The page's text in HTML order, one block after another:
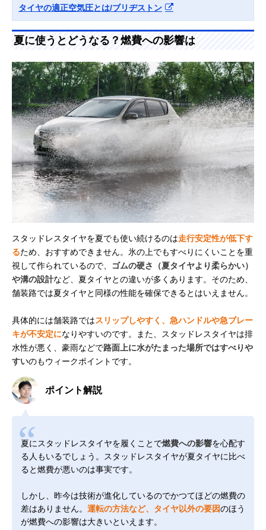
タイヤの適正空気圧とは/ブリヂストン
夏に使うとどうなる？燃費への影響は
スタッドレスタイヤを夏でも使い続けるのは走行安定性が低下す
るため、おすすめできません。氷の上でもすべりにくいことを重
視して作られているので、 ゴムの硬さ（夏タイヤより柔らかい）
や溝の設計など、夏タイヤとの違いが多くあります。そのため、
舗装路では夏タイヤと同様の性能を確保できるとはいえません。
具体的には舗装路ではスリップしやすく、急ハンドルや急ブレー
キが不安定になりやすいのです。また、スタッドレスタイヤは排
水性が悪く、豪雨などで路面上に水がたまった場所ではすべりや
すいのもウィークポイントです。
ポイント解説
夏にスタッドレスタイヤを履くことで燃費への影響を心配す
る人もいるでしょう。スタッドレスタイヤが夏タイヤに比べ
ると燃費が悪いのは事実です。
しかし、昨今は技術が進化しているのでかつてほどの燃費の
差はありません。 運転の方法など、タイヤ以外の要因のほう
が燃費への影響は大きいといえます。